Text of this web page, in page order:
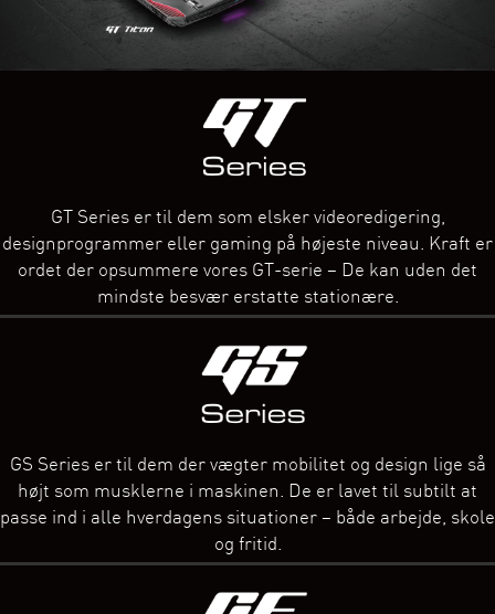
GT Series er til dem som elsker videoredigering,
designprogrammer eller gaming på højeste niveau. Kraft er
ordet der opsummere vores GT-serie – De kan uden det
mindste besvær erstatte stationære.
GS Series er til dem der vægter mobilitet og design lige så
højt som musklerne i maskinen. De er lavet til subtilt at
passe ind i alle hverdagens situationer – både arbejde, skole
og fritid.